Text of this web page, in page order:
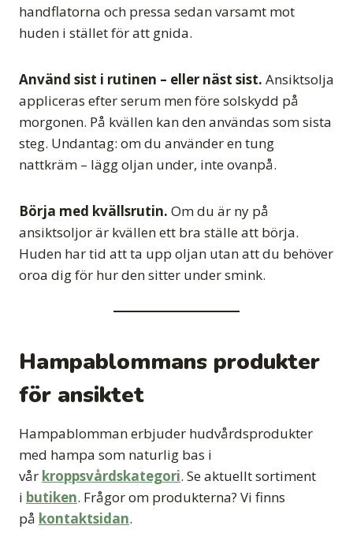
handflatorna och pressa sedan varsamt mot
huden i stället för att gnida.
Använd sist i rutinen – eller näst sist. Ansiktsolja
appliceras efter serum men före solskydd på
morgonen. På kvällen kan den användas som sista
steg. Undantag: om du använder en tung
nattkräm – lägg oljan under, inte ovanpå.
Börja med kvällsrutin. Om du är ny på
ansiktsoljor är kvällen ett bra ställe att börja.
Huden har tid att ta upp oljan utan att du behöver
oroa dig för hur den sitter under smink.
Hampablommans produkter
för ansiktet
Hampablomman erbjuder hudvårdsprodukter
med hampa som naturlig bas i
vår kroppsvårdskategori. Se aktuellt sortiment
i butiken. Frågor om produkterna? Vi finns
på kontaktsidan.